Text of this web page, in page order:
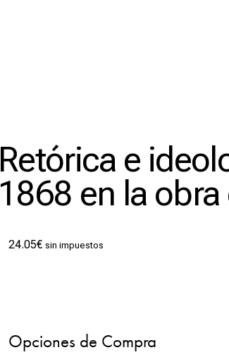
Retórica e
1868 en la
24.05€ sin impuestos
Opciones de Compra